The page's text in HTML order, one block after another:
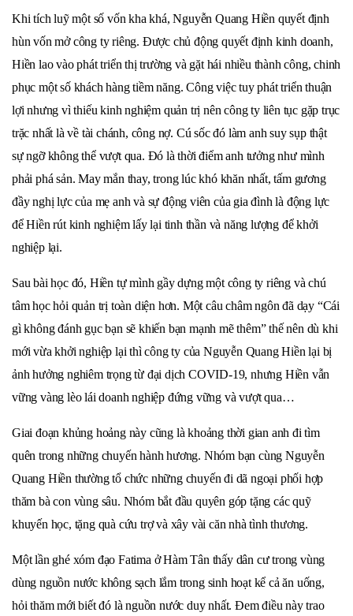
Khi tích luỹ một số vốn kha khá, Nguyễn Quang Hiền quyết định
hùn vốn mở công ty riêng. Được chủ động quyết định kinh doanh,
Hiền lao vào phát triển thị trường và gặt hái nhiều thành công, chinh
phục một số khách hàng tiềm năng. Công việc tuy phát triển thuận
lợi nhưng vì thiếu kinh nghiệm quản trị nên công ty liên tục gặp trục
trặc nhất là về tài chánh, công nợ. Cú sốc đó làm anh suy sụp thật
sự ngỡ không thể vượt qua. Đó là thời điểm anh tưởng như mình
phải phá sản. May mắn thay, trong lúc khó khăn nhất, tấm gương
đầy nghị lực của mẹ anh và sự động viên của gia đình là động lực
để Hiền rút kinh nghiệm lấy lại tinh thần và năng lượng để khởi
nghiệp lại.
Sau bài học đó, Hiền tự mình gầy dựng một công ty riêng và chú
tâm học hỏi quản trị toàn diện hơn. Một câu châm ngôn đã dạy “Cái
gì không đánh gục bạn sẽ khiến bạn mạnh mẽ thêm” thế nên dù khi
mới vừa khởi nghiệp lại thì công ty của Nguyễn Quang Hiền lại bị
ảnh hưởng nghiêm trọng từ đại dịch COVID-19, nhưng Hiền vẫn
vững vàng lèo lái doanh nghiệp đứng vững và vượt qua…
Giai đoạn khủng hoảng này cũng là khoảng thời gian anh đi tìm
quên trong những chuyến hành hương. Nhóm bạn cùng Nguyễn
Quang Hiền thường tổ chức những chuyến đi dã ngoại phối hợp
thăm bà con vùng sâu. Nhóm bắt đầu quyên góp tặng các quỹ
khuyến học, tặng quà cứu trợ và xây vài căn nhà tình thương.
Một lần ghé xóm đạo Fatima ở Hàm Tân thấy dân cư trong vùng
dùng nguồn nước không sạch lắm trong sinh hoạt kể cả ăn uống,
hỏi thăm mới biết đó là nguồn nước duy nhất. Đem điều này trao